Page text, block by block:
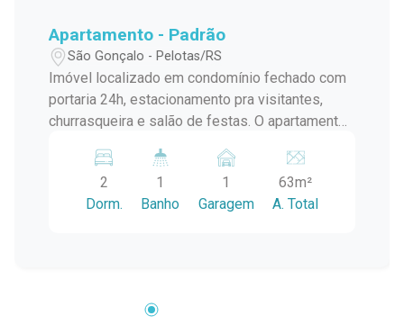
Apartamento - Padrão
São Gonçalo - Pelotas/RS
Imóvel localizado em condomínio fechado com
portaria 24h, estacionamento pra visitantes,
churrasqueira e salão de festas. O apartamento
área de serviço. As compras mensais ou para o
dia a dia vão se tornar fáceis, já que há poucos
metros fica o Hipermercado Carrefour, sem
2
Dorm.
1
Banho
1
Garagem
63m²
A. Total